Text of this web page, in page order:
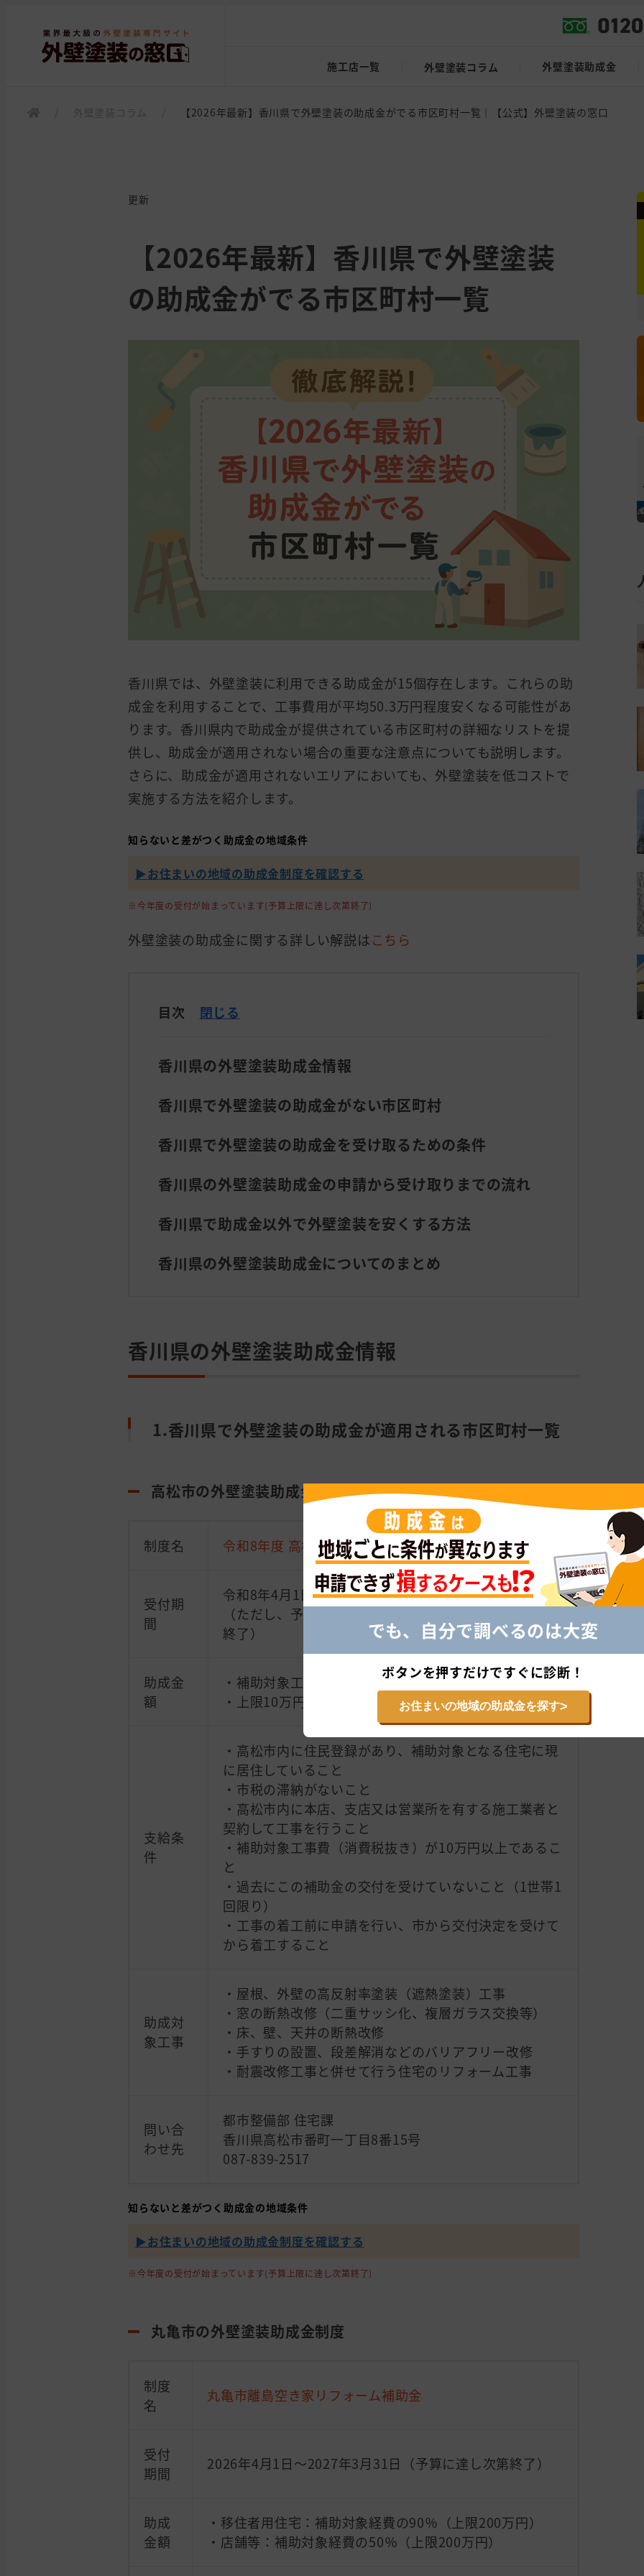
施工店一覧 外壁塗装コラム 外壁塗装助成金
【2026年最新】香川県で外壁塗装の助成金がでる市区町村一覧｜【公式】外壁塗装の窓口
更新
【2026年最新】香川県で外壁塗装
の助成金がでる市区町村一覧
香川県では、外壁塗装に利用できる助成金が15個存在します。これらの助
成金を利用することで、工事費用が平均50.3万円程度安くなる可能性があ
ります。香川県内で助成金が提供されている市区町村の詳細なリストを提
供し、助成金が適用されない場合の重要な注意点についても説明します。
さらに、助成金が適用されないエリアにおいても、外壁塗装を低コストで
実施する方法を紹介します。
知らないと差がつく助成金の地域条件
▶︎お住まいの地域の助成金制度を確認する
※今年度の受付が始まっています(予算上限に達し次第終了)
外壁塗装の助成金に関する詳しい解説はこちら
目次 閉じる
香川県の外壁塗装助成金情報
香川県で外壁塗装の助成金がない市区町村
香川県で外壁塗装の助成金を受け取るための条件
香川県の外壁塗装助成金の申請から受け取りまでの流れ
香川県で助成金以外で外壁塗装を安くする方法
香川県の外壁塗装助成金についてのまとめ
香川県の外壁塗装助成金情報
1.香川県で外壁塗装の助成金が適用される市区町村一覧
高松市の外壁塗装助成金制度
制度名 令和8年度 高松市住宅住環境改善事業補助金
受付期
間
令和8年4月1日から令和9年1月30日まで
（ただし、予算の範囲内で先着順とし、予算に達し次第
終了）
助成金
額
・補助対象工事費（消費税抜き）の10％
・上限10万円
支給条
件
・高松市内に住民登録があり、補助対象となる住宅に現
に居住していること
・市税の滞納がないこと
・高松市内に本店、支店又は営業所を有する施工業者と
契約して工事を行うこと
・補助対象工事費（消費税抜き）が10万円以上であるこ
と
・過去にこの補助金の交付を受けていないこと（1世帯1
回限り）
・工事の着工前に申請を行い、市から交付決定を受けて
から着工すること
助成対
象工事
・屋根、外壁の高反射率塗装（遮熱塗装）工事
・窓の断熱改修（二重サッシ化、複層ガラス交換等）
・床、壁、天井の断熱改修
・手すりの設置、段差解消などのバリアフリー改修
・耐震改修工事と併せて行う住宅のリフォーム工事
問い合
わせ先
都市整備部 住宅課
香川県高松市番町一丁目8番15号
087-839-2517
知らないと差がつく助成金の地域条件
▶︎お住まいの地域の助成金制度を確認する
※今年度の受付が始まっています(予算上限に達し次第終了)
丸亀市の外壁塗装助成金制度
制度
名
丸亀市離島空き家リフォーム補助金
受付
期間
2026年4月1日～2027年3月31日（予算に達し次第終了）
助成
金額
・移住者用住宅：補助対象経費の90％（上限200万円）
・店舗等：補助対象経費の50％（上限200万円）
でも、自分で調べるのは大変
ボタンを押すだけですぐに診断！
お住まいの地域の助成金を探す>